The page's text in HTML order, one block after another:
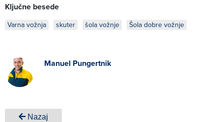
Ključne besede
Varna vožnja skuter šola vožnje Šola dobre vožnje
Manuel Pungertnik
Nazaj